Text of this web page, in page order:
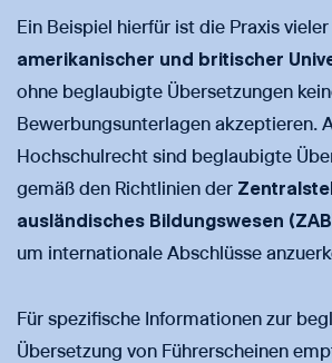
Ein Beispiel hierfür ist die Praxis vieler
amerikanischer und britischer
ohne beglaubigte Übersetzungen
Bewerbungsunterlagen akzeptieren.
Hochschulrecht sind beglaubigte
gemäß den Richtlinien der
ausländisches Bildungswesen
um internationale Abschlüsse
Für spezifische Informationen zur
Übersetzung von Führerscheinen